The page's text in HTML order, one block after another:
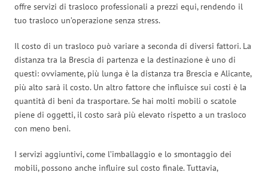
offre servizi di trasloco professionali a prezzi equi, rendendo il
tuo trasloco un’operazione senza stress.
Il costo di un trasloco può variare a seconda di diversi fattori. La
distanza tra la Brescia di partenza e la destinazione è uno di
questi: ovviamente, più lunga è la distanza tra Brescia e Alicante,
più alto sarà il costo. Un altro fattore che influisce sui costi è la
quantità di beni da trasportare. Se hai molti mobili o scatole
piene di oggetti, il costo sarà più elevato rispetto a un trasloco
con meno beni.
I servizi aggiuntivi, come l’imballaggio e lo smontaggio dei
mobili, possono anche influire sul costo finale. Tuttavia,